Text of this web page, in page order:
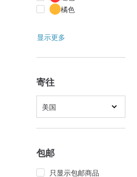
橘色
显示更多
寄往
美国
包邮
只显示包邮商品